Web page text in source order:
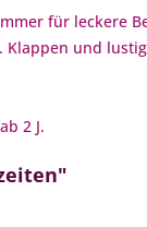
für leckere
Klappen und
2 J.